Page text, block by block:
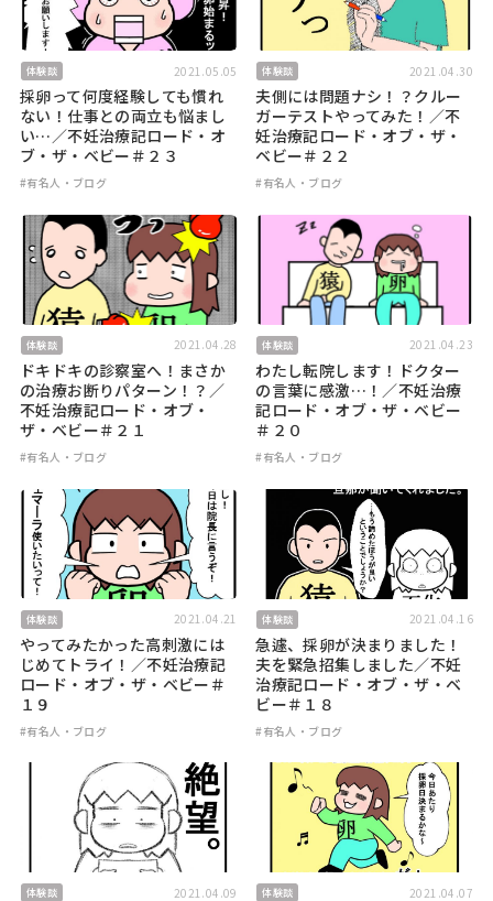
体験談 2021.05.05
採卵って何度経験しても慣れ
ない！仕事との両立も悩まし
い…／不妊治療記ロード・オ
ブ・ザ・ベビー＃２３
#有名人・ブログ
体験談 2021.04.30
夫側には問題ナシ！？クルー
ガーテストやってみた！／不
妊治療記ロード・オブ・ザ・
ベビー＃２２
#有名人・ブログ
体験談 2021.04.28
ドキドキの診察室へ！まさか
の治療お断りパターン！？／
不妊治療記ロード・オブ・
ザ・ベビー＃２１
#有名人・ブログ
体験談 2021.04.23
わたし転院します！ドクター
の言葉に感激…！／不妊治療
記ロード・オブ・ザ・ベビー
＃２０
#有名人・ブログ
体験談 2021.04.21
やってみたかった高刺激には
じめてトライ！／不妊治療記
ロード・オブ・ザ・ベビー＃
１９
#有名人・ブログ
体験談 2021.04.16
急遽、採卵が決まりました！
夫を緊急招集しました／不妊
治療記ロード・オブ・ザ・ベ
ビー＃１８
#有名人・ブログ
体験談 2021.04.09 体験談 2021.04.07